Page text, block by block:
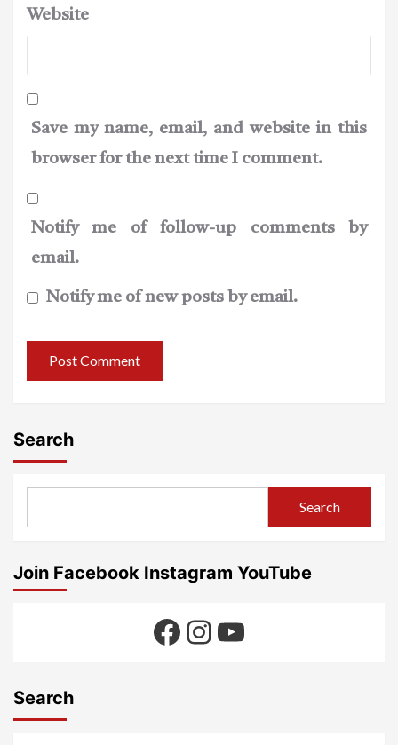
Website
Save my name, email, and website in this
browser for the next time I comment.
Notify me of follow-up comments by
email.
Notify me of new posts by email.
Search
Search
Join Facebook Instagram YouTube
Facebook
Instagram
YouTube
Search